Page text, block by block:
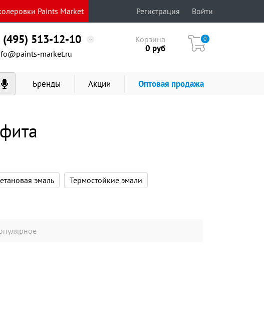
Paints Market Регистрация Войти
(495) 513-12-10
market.ru
Корзина
0 руб
0
Бренды Акции Оптовая продажа
эмаль
Термостойкие эмали